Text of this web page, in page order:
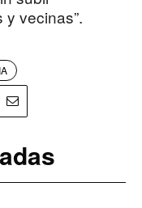
vecinas”.